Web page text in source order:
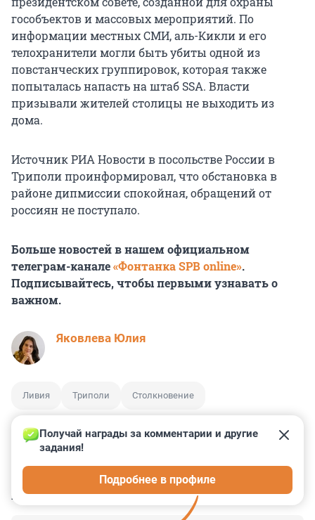
гособъектов и массовых мероприятий. По
информации местных СМИ, аль-Кикли и его
телохранители могли быть убиты одной из
повстанческих группировок, которая также
попыталась напасть на штаб SSA. Власти
призывали жителей столицы не выходить из
дома.
Источник РИА Новости в посольстве России в
Триполи проинформировал, что обстановка в
районе дипмиссии спокойная, обращений от
россиян не поступало.
Больше новостей в нашем официальном
телеграм-канале«Фонтанка SPB online».
Подписывайтесь, чтобы первыми узнавать о
важном.
Яковлева Юлия
Ливия Триполи Столкновение
КОММЕНТАРИИ 6
Получай награды за комментарии и другие
задания!
Подробнее в профиле